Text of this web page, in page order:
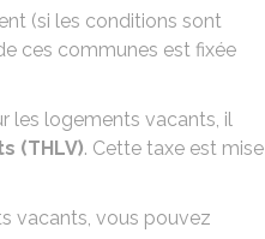
(si les conditions sont
ces communes est fixée
les logements vacants, il
(THLV). Cette taxe est mise
vacants, vous pouvez